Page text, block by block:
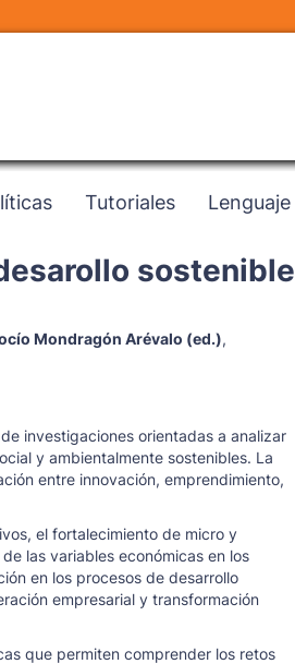
Tutoriales Lenguaje
sostenible
Mondragón Arévalo (ed.),
investigaciones orientadas a analizar
y ambientalmente sostenibles. La
entre innovación, emprendimiento,
el fortalecimiento de micro y
las variables económicas en los
en los procesos de desarrollo
empresarial y transformación
que permiten comprender los retos